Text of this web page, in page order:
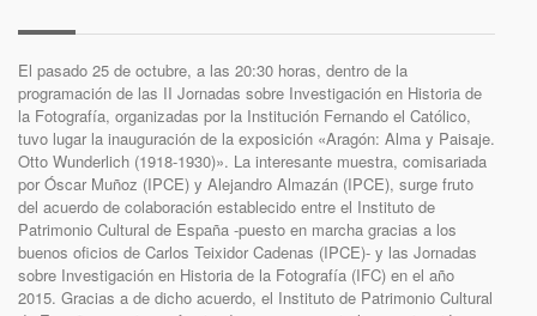
El pasado 25 de octubre, a las 20:30 horas, dentro de la
programación de las II Jornadas sobre Investigación en Historia de
la Fotografía, organizadas por la Institución Fernando el Católico,
tuvo lugar la inauguración de la exposición «Aragón: Alma y Paisaje.
Otto Wunderlich (1918-1930)». La interesante muestra, comisariada
por Óscar Muñoz (IPCE) y Alejandro Almazán (IPCE), surge fruto
del acuerdo de colaboración establecido entre el Instituto de
Patrimonio Cultural de España -puesto en marcha gracias a los
buenos oficios de Carlos Teixidor Cadenas (IPCE)- y las Jornadas
sobre Investigación en Historia de la Fotografía (IFC) en el año
2015. Gracias a de dicho acuerdo, el Instituto de Patrimonio Cultural